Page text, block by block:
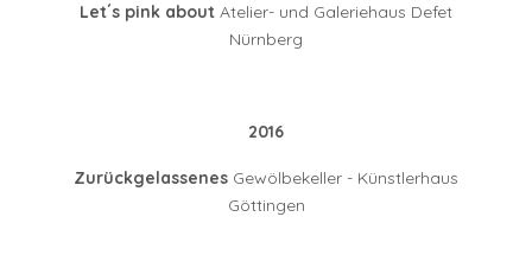
Let´s pink about Atelier- und Galeriehaus Defet
Nürnberg
2016
Zurückgelassenes Gewölbekeller - Künstlerhaus
Göttingen